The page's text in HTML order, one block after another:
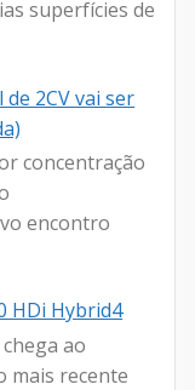
superfícies de
2CV vai ser
concentração
encontro
HDi Hybrid4
ao
mais recente